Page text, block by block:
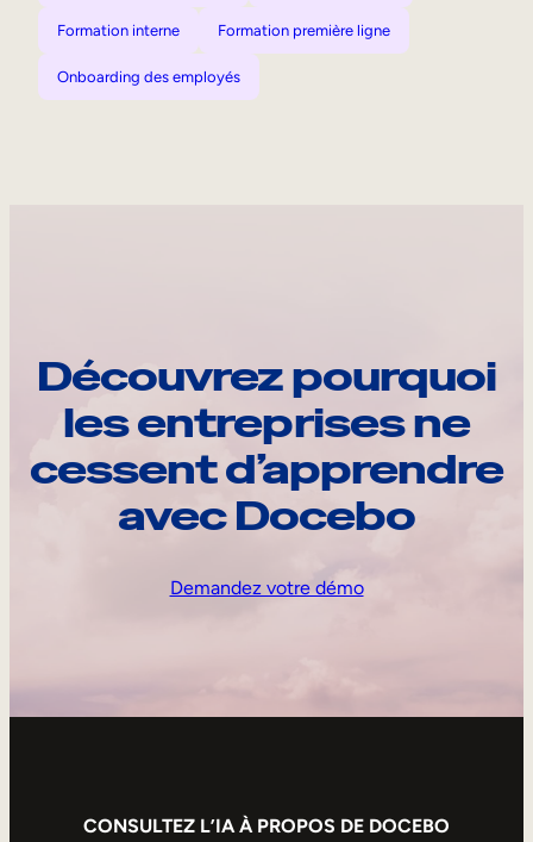
Formation interne Formation première ligne
Onboarding des employés
Découvrez pourquoi
les entreprises ne
cessent d’apprendre
avec Docebo
Demandez votre démo
CONSULTEZ L’IA À PROPOS DE DOCEBO